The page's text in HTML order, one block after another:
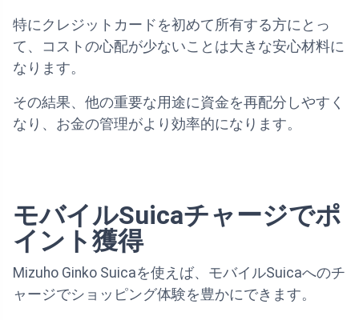
特にクレジットカードを初めて所有する方にとっ
て、コストの心配が少ないことは大きな安心材料に
なります。
その結果、他の重要な用途に資金を再配分しやすく
なり、お金の管理がより効率的になります。
モバイルSuicaチャージでポ
イント獲得
Mizuho Ginko Suicaを使えば、モバイルSuicaへのチ
ャージでショッピング体験を豊かにできます。